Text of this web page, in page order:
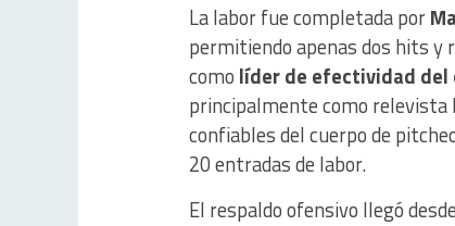
La labor fue completada por
permitiendo apenas dos hits y
como líder de efectividad del
principalmente como relevista
confiables del cuerpo de
20 entradas de labor.
El respaldo ofensivo llegó